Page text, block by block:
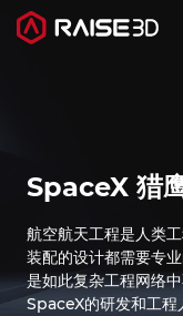
软件
材料
SpaceX 猎
航空航天工程是人类
装配的设计都需要专
是如此复杂工程网络
SpaceX的研发和工程